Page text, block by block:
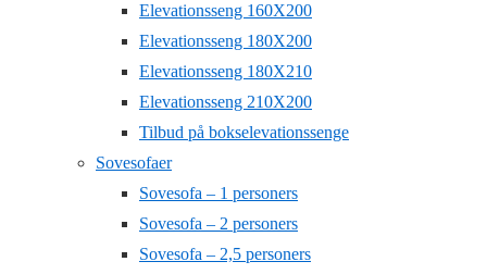
Elevationsseng 160X200
Elevationsseng 180X200
Elevationsseng 180X210
Elevationsseng 210X200
Tilbud på bokselevationssenge
Sovesofaer
Sovesofa – 1 personers
Sovesofa – 2 personers
Sovesofa – 2,5 personers